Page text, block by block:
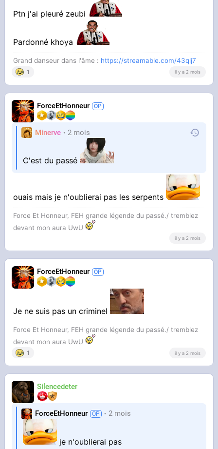
Ptn j'ai pleuré zeubi
Pardonné khoya
Grand danseur dans l'âme : https://streamable.com/43qlj7
1 il y a 2 mois
ForceEtHonneur
Minerve 2 mois
C'est du passé
ouais mais je n'oublierai pas les serpents
Force Et Honneur, FEH grande légende du passé./ tremblez
devant mon aura UwU
il y a 2 mois
ForceEtHonneur
Je ne suis pas un criminel
Force Et Honneur, FEH grande légende du passé./ tremblez
devant mon aura UwU
1 il y a 2 mois
Silencedeter
ForceEtHonneur 2 mois
je n'oublierai pas